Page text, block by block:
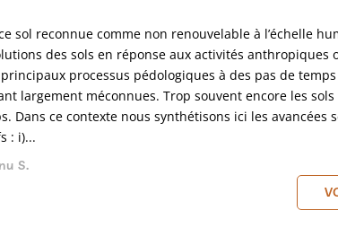
sol reconnue comme non renouvelable à l’échelle
des sols en réponse aux activités anthropiques
processus pédologiques à des pas de
largement méconnues. Trop souvent encore les
Dans ce contexte nous synthétisons ici les avancées
: i)...
S.